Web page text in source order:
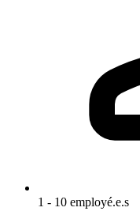
1 - 10 employé.e.s